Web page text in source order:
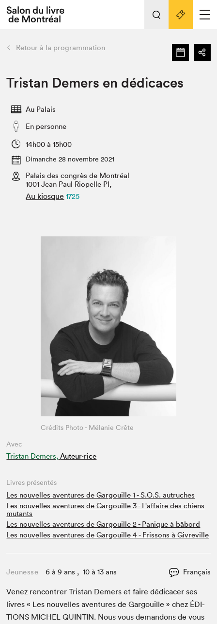
Espace exposant⋅e⋅s
Espace enseignant·e·s
L'événement
Préparer sa visite au Salon
Actualités
SLM PRO
retour Nos activités
Préparer sa visite
Salon au Palais
Projets partenaires
Liens pratiques
Retour à la programmation
Tristan Demers en dédicaces
Au Palais
En personne
14h00 à 15h00
Dimanche 28 novembre 2021
Palais des congrès de Montréal
1001 Jean Paul Riopelle Pl,
Au kiosque 1725
Avec
Tristan Demers, Auteur·rice
Crédits Photo - Mélanie Crête
Livres présentés
Les nouvelles aventures de Gargouille 1 - S.O.S. autruches
Les nouvelles aventures de Gargouille 3 - L'affaire des chiens
mutants
Les nouvelles aventures de Gargouille 2 - Panique à bâbord
Les nouvelles aventures de Gargouille 4 - Frissons à Givreville
Jeunesse 6 à 9 ans , 10 à 13 ans Français
Venez ren­con­tr­er Tris­tan Demers et faire dédi­cac­er ses
livres « Les nou­velles aven­tures de Gar­gouille » chez ÉDI­
TIONS MICHEL QUINTIN. Nous vous deman­dons de vous